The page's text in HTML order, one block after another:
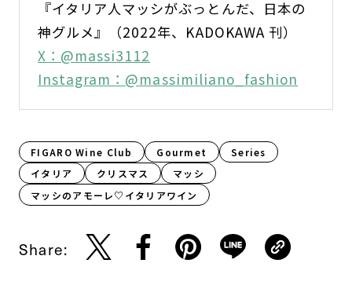
『イタリア人マッシがぶっとんだ、日本の
神グルメ』（2022年、KADOKAWA 刊）
X：@massi3112
Instagram：@massimiliano_fashion
FIGARO Wine Club Gourmet
Series
イタリア
クリスマス
マッシ
マッシのアモーレ♡イタリアワイン
Share: